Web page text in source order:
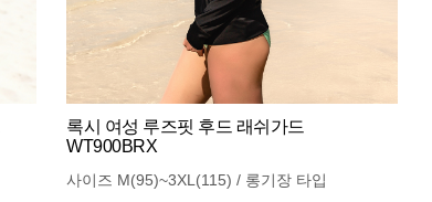
록시 여성 루즈핏 후드 래쉬가드
WT900BRX
사이즈 M(95)~3XL(115) / 롱기장 타입